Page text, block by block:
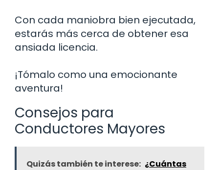
Con cada maniobra bien ejecutada,
estarás más cerca de obtener esa
ansiada licencia.
¡Tómalo como una emocionante
aventura!
Consejos para
Conductores Mayores
Quizás también te interese: ¿Cuántas